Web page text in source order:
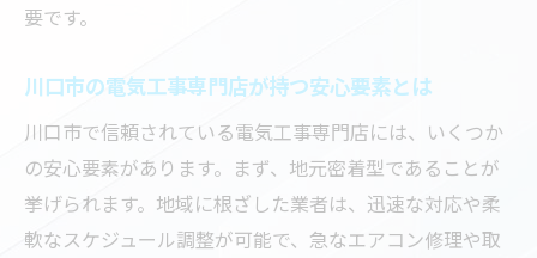
要です。
川口市の電気工事専門店が持つ安心要素とは
川口市で信頼されている電気工事専門店には、いくつか
の安心要素があります。まず、地元密着型であることが
挙げられます。地域に根ざした業者は、迅速な対応や柔
軟なスケジュール調整が可能で、急なエアコン修理や取